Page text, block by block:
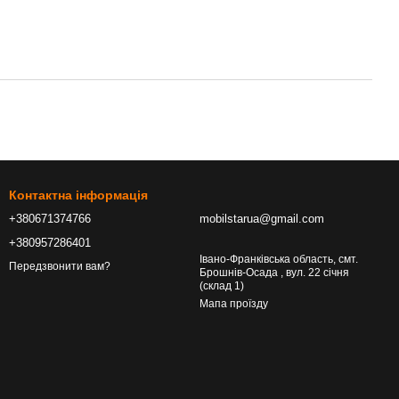
Контактна інформація
+380671374766
+380957286401
Передзвонити вам?
mobilstarua@gmail.com
Івано-Франківська область, смт.
Брошнів-Осада , вул. 22 січня
(склад 1)
Мапа проїзду